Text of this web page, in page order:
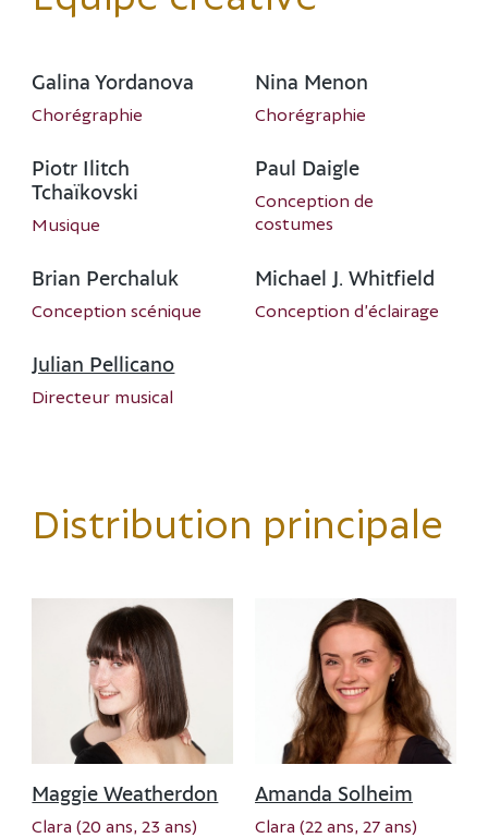
Galina Yordanova
Chorégraphie
Nina Menon
Chorégraphie
Piotr Ilitch
Tchaïkovski
Musique
Paul Daigle
Conception de
costumes
Brian Perchaluk
Conception scénique
Michael J. Whitfield
Conception d’éclairage
Julian Pellicano
Directeur musical
Distribution principale
Maggie Weatherdon
Clara (20 ans, 23 ans)
Amanda Solheim
Clara (22 ans, 27 ans)